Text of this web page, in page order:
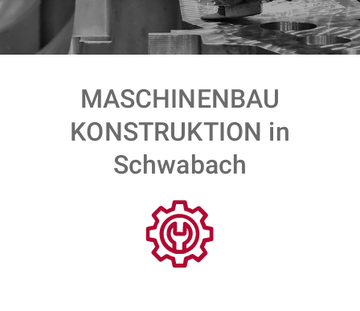
MASCHINENBAU
KONSTRUKTION in
Schwabach